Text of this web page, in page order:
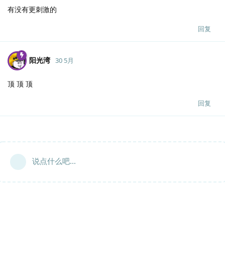
有没有更刺激的
回复
阳光湾 30 5月
顶 顶 顶
回复
说点什么吧...